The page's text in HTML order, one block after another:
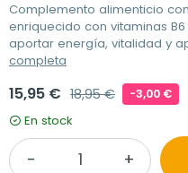
Complemento alimenticio
enriquecido con vitaminas
aportar energía, vitalidad y
completa
15,95 € 18,95 € -3,00 €
En stock